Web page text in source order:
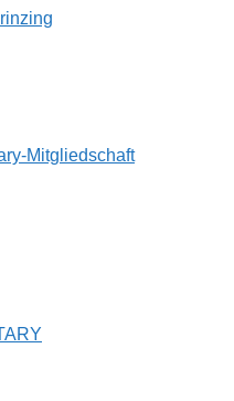
Mitgliedschaft